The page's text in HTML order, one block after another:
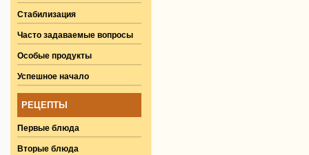
Стабилизация
Часто задаваемые вопросы
Особые продукты
Успешное начало
РЕЦЕПТЫ
Первые блюда
Вторые блюда